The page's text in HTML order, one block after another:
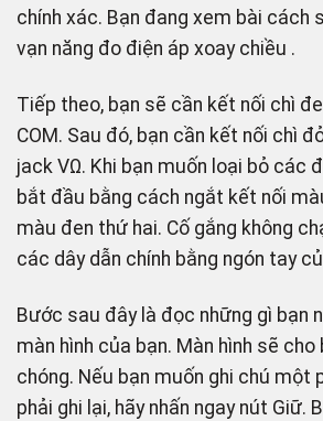
chính xác. Bạn đang xem bài cách
vạn năng đo điện áp xoay chiều .
Tiếp theo, bạn sẽ cần kết nối chì
COM. Sau đó, bạn cần kết nối chì
jack VΩ. Khi bạn muốn loại bỏ các
bắt đầu bằng cách ngắt kết nối
màu đen thứ hai. Cố gắng không
các dây dẫn chính bằng ngón tay
Bước sau đây là đọc những gì bạn
màn hình của bạn. Màn hình sẽ cho
chóng. Nếu bạn muốn ghi chú một
phải ghi lại, hãy nhấn ngay nút Giữ.